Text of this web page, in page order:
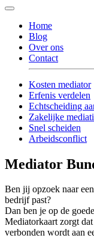
Home
Blog
Over ons
Contact
Kosten mediator
Erfenis verdelen
Echtscheiding
Zakelijke
Snel scheiden
Arbeidsconflict
Mediator
Ben jij opzoek naar
bedrijf past?
Dan ben je op de
Mediatorkaart zorgt
verbonden wordt aan